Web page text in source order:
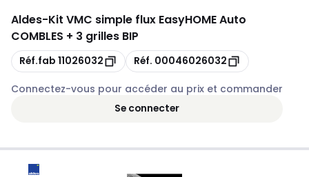
Aldes-Kit VMC simple flux EasyHOME Auto
COMBLES + 3 grilles BIP
Copie
Réf.fab 11026032 Copie
Réf. 00046026032
Connectez-vous pour accéder au prix et commander
Se connecter